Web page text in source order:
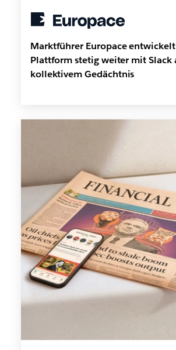
Marktführer Europace
Plattform stetig weiter mit Slack
kollektivem Gedächtnis